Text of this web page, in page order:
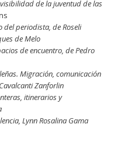
de la juventud de las
del periodista, de Roseli
de Melo
de encuentro, de Pedro
Migración, comunicación
Zanforlin
itinerarios y
, Lynn Rosalina Gama